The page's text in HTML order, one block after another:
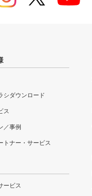
シダウンロード
ス
／事例
トナー・サービス
ービス